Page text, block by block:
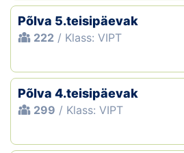
Põlva 5.teisipäevak
222 / Klass: VIPT
Põlva 4.teisipäevak
299 / Klass: VIPT